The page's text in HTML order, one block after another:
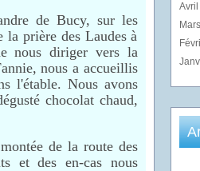
de Bucy, sur les
la prière des Laudes à
nous diriger vers la
nous a accueillis
l'étable. Nous avons
chocolat chaud,
de la route des
et des en-cas nous